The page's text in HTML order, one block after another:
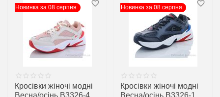
Новинка за 08 серпня
Кросівки жіночі модні
Новинка за 08 серпня
Кросівки жіночі модні